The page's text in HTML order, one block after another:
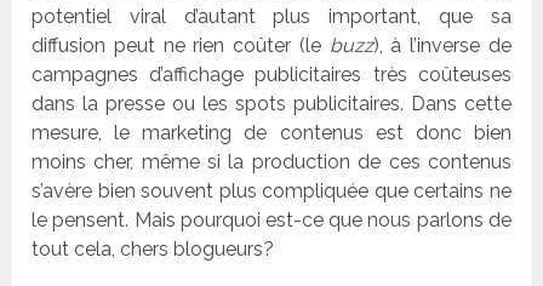
potentiel viral d’autant plus important, que sa
diffusion peut ne rien coûter (le buzz), à l’inverse de
campagnes d’affichage publicitaires très coûteuses
dans la presse ou les spots publicitaires. Dans cette
mesure, le marketing de contenus est donc bien
moins cher, même si la production de ces contenus
s’avère bien souvent plus compliquée que certains ne
le pensent. Mais pourquoi est-ce que nous parlons de
tout cela, chers blogueurs?